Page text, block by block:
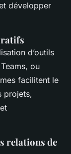
développer
d’outils
ou
facilitent le
projets,
relations de